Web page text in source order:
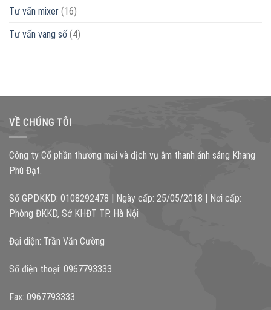
Tư vấn mixer (16)
Tư vấn vang số (4)
VỀ CHÚNG TÔI
Công ty Cổ phần thương mại và dịch vụ âm thanh ánh sáng Khang
Phú Đạt.
Số GPDKKD: 0108292478 | Ngày cấp: 25/05/2018 | Nơi cấp:
Phòng ĐKKD, Sở KHĐT TP. Hà Nội
Đại diện: Trần Văn Cường
Số điện thoại: 0967793333
Fax: 0967793333